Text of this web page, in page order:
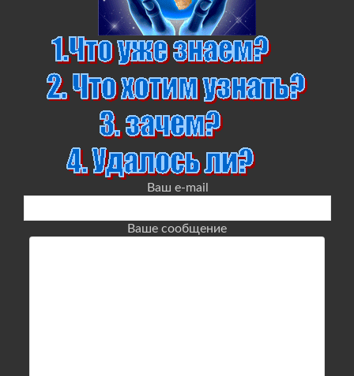
Ваш e-mail
Ваше сообщение